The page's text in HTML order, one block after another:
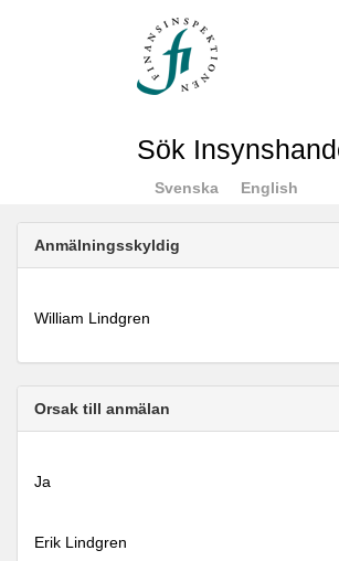
Sök
Svenska English
Anmälningsskyldig
William Lindgren
Orsak till anmälan
Ja
Erik Lindgren